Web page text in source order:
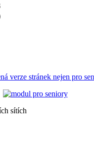
verze stránek nejen pro
sítích